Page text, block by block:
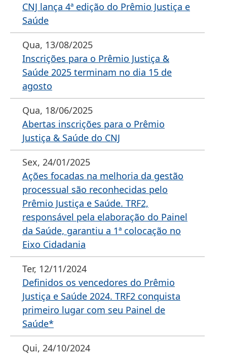
CNJ lança 4ª edição do Prêmio Justiça e
Saúde
Qua, 13/08/2025
Inscrições para o Prêmio Justiça &
Saúde 2025 terminam no dia 15 de
agosto
Qua, 18/06/2025
Abertas inscrições para o Prêmio
Justiça & Saúde do CNJ
Sex, 24/01/2025
Ações focadas na melhoria da gestão
processual são reconhecidas pelo
Prêmio Justiça e Saúde. TRF2,
responsável pela elaboração do Painel
da Saúde, garantiu a 1ª colocação no
Eixo Cidadania
Ter, 12/11/2024
Definidos os vencedores do Prêmio
Justiça e Saúde 2024. TRF2 conquista
primeiro lugar com seu Painel de
Saúde*
Qui, 24/10/2024